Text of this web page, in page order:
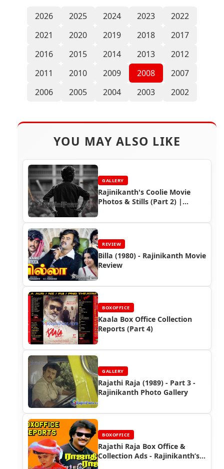
2026 2025 2024 2023
2022
2021
2020 2019 2018
2017
2016
2015 2014 2013
2012
2011
2010 2009 2008
2007
2006
2005 2004 2003 2002
YOU MAY ALSO LIKE
GALLERY
Rajinikanth's Coolie Movie
Photos & Stills (Part 2) |
REVIEW
Billa (1980) - Rajinikanth Movie
Review
BOXOFFICE
Kaala Box Office Collection
Reports (Part 4)
GALLERY
Rajathi Raja (1989) - Part 3 -
Rajinikanth Photo Gallery
BOXOFFICE
Rajathi Raja Box Office &
Collection Ads - Rajinikanth’s